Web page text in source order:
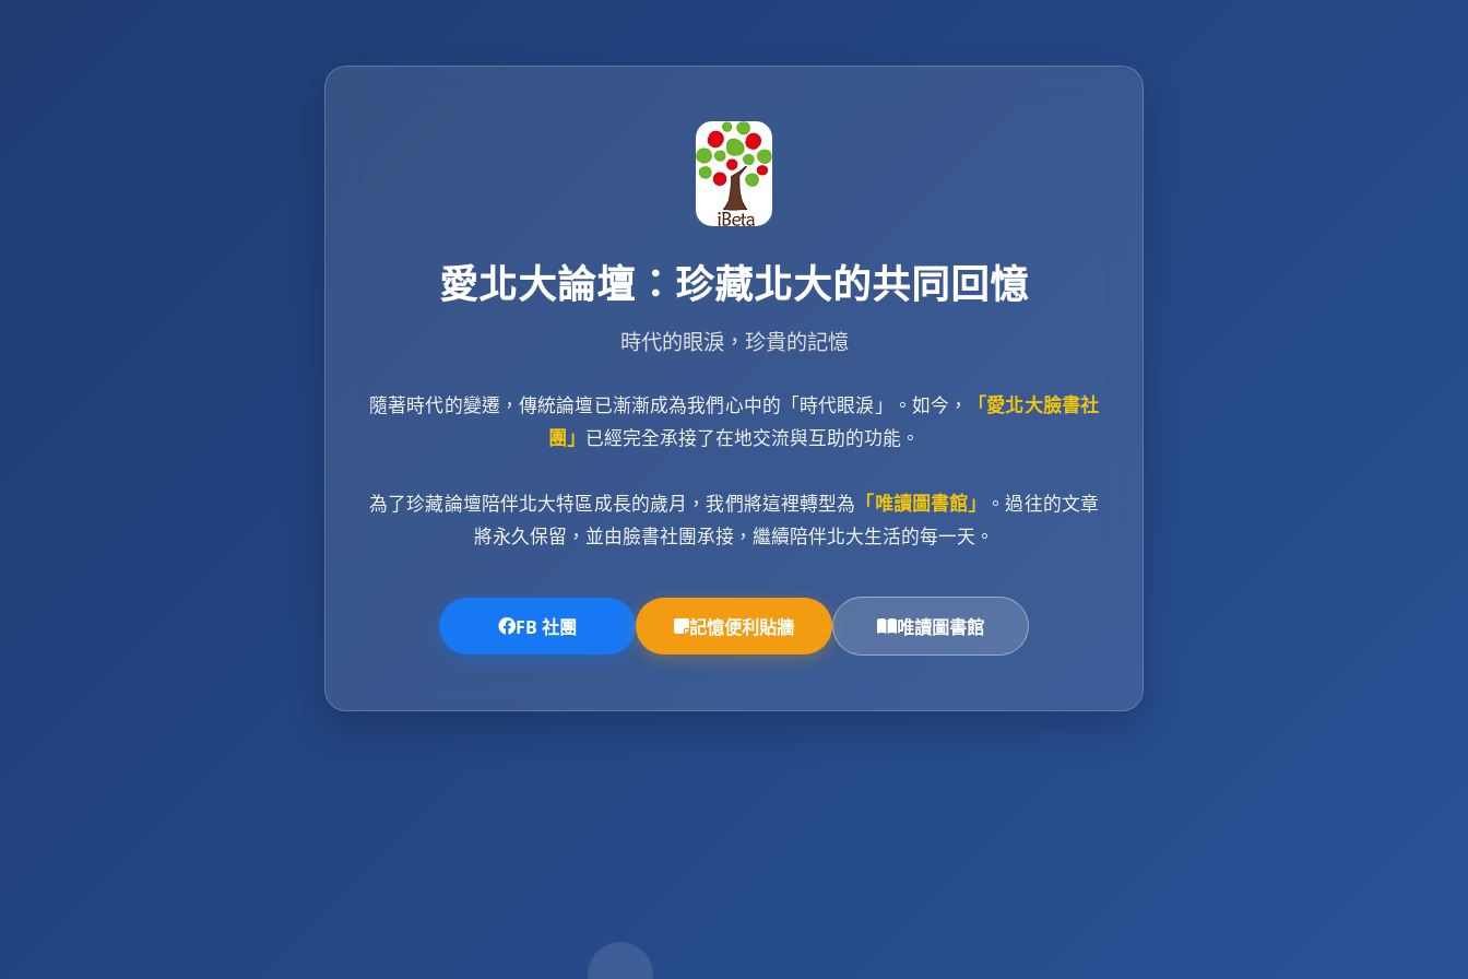
愛北大論壇：珍藏北大的共同回憶
時代的眼淚，珍貴的記憶
隨著時代的變遷，傳統論壇已漸漸成為我們心中的「時代眼淚」。如今，
「愛北大臉書社
團」 已經完全承接了在地交流與互助的功能。
為了珍藏論壇陪伴北大特區成長的歲月，我們將這裡轉型為 「唯讀圖書館」
。過往的文章
將永久保留，並由臉書社團承接，繼續陪伴北大生活的每一天。
FB 社團 記憶便利貼牆 唯讀圖書館